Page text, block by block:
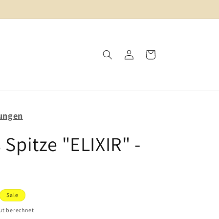
★ | Erfahre, warum unsere Kund:innen uns lieben!
EinloggenWarenkorb
"ELIXIR" -
Sale
berechnet